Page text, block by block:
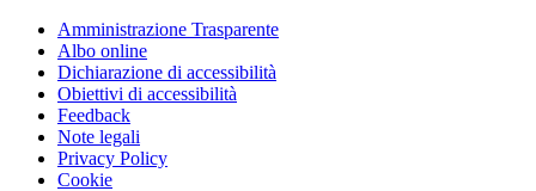
Amministrazione Trasparente
Albo online
Dichiarazione di accessibilità
Obiettivi di accessibilità
Feedback
Note legali
Privacy Policy
Cookie